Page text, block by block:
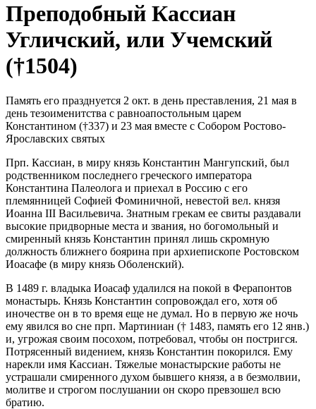
Преподобный Кассиан
Угличский, или Учемский
(†1504)
Память его празднуется 2 окт. в день преставления, 21 мая в
день тезоименитства с равноапостольным царем
Константином (†337) и 23 мая вместе с Собором Ростово-
Ярославских святых
Прп. Кассиан, в миру князь Константин Мангупский, был
родственником последнего греческого императора
Константина Палеолога и приехал в Россию с его
племянницей Софией Фоминичной, невестой вел. князя
Иоанна III Васильевича. Знатным грекам ее свиты раздавали
высокие придворные места и звания, но богомольный и
смиренный князь Константин принял лишь скромную
должность ближнего боярина при архиепископе Ростовском
Иоасафе (в миру князь Оболенский).
В 1489 г. владыка Иоасаф удалился на покой в Ферапонтов
монастырь. Князь Константин сопровождал его, хотя об
иночестве он в то время еще не думал. Но в первую же ночь
ему явился во сне прп. Мартиниан († 1483, память его 12 янв.)
и, угрожая своим посохом, потребовал, чтобы он постригся.
Потрясенный видением, князь Константин покорился. Ему
нарекли имя Кассиан. Тяжелые монастырские работы не
устрашали смиренного духом бывшего князя, а в безмолвии,
молитве и строгом послушании он скоро превзошел всю
братию.